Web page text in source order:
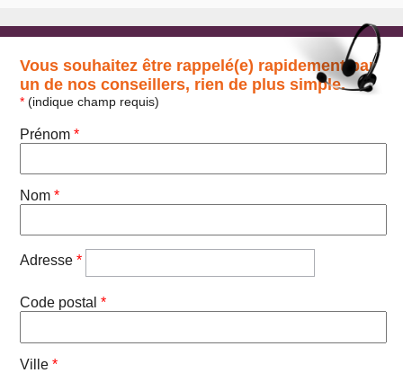
Vous souhaitez être rappelé(e) rapidement par
un de nos conseillers, rien de plus simple.
* (indique champ requis)
Prénom*
Nom*
Adresse*
Code postal*
Ville*